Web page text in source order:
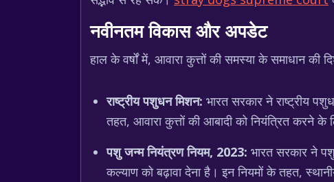
नवीनतम विकास और अपडेट
हाल के वर्षों में, आवारा कुत्तों की समस्या के समाधान
राष्ट्रीय पशुधन मिशन: भारत सरकार ने राष्ट्रीय
तहत, आवारा कुत्तों की आबादी को नियंत्रित करने के
पशु जन्म नियंत्रण नियम, 2023: भारत सरकार ने
कल्याण को बढ़ावा देना है। इन नियमों के तहत,